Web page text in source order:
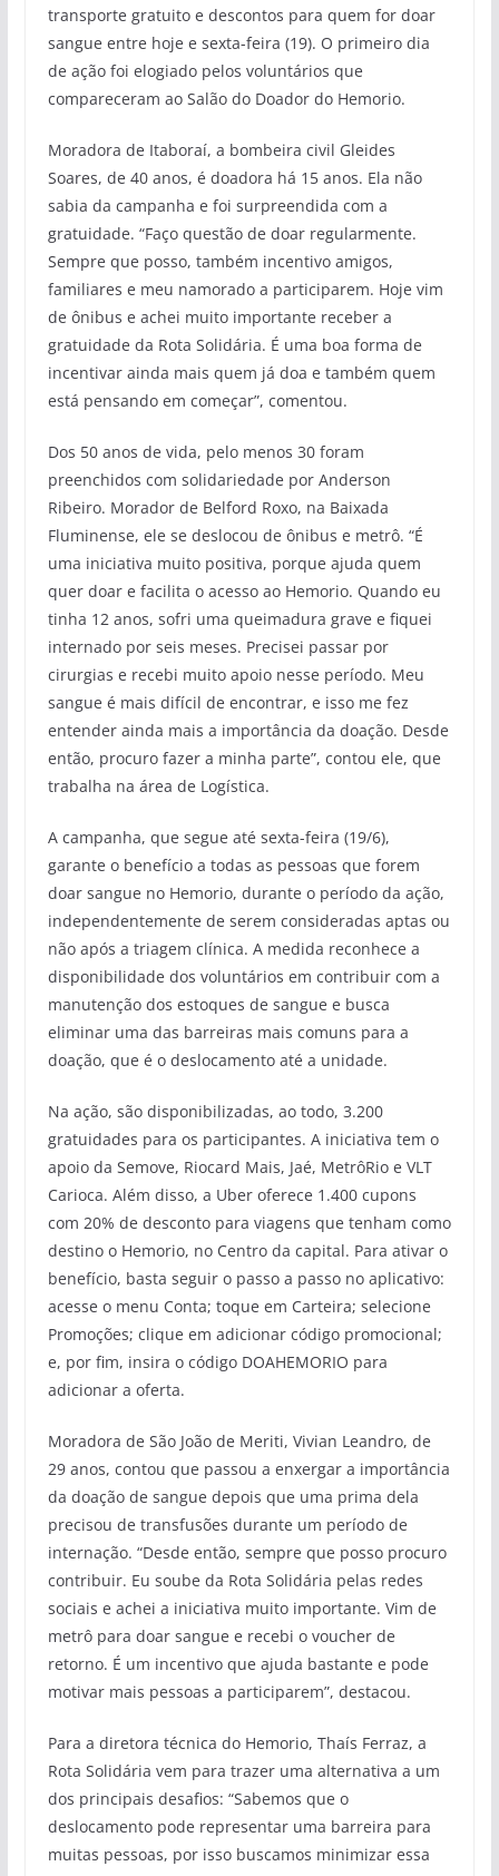
transporte gratuito e descontos para quem for doar
sangue entre hoje e sexta-feira (19). O primeiro dia
de ação foi elogiado pelos voluntários que
compareceram ao Salão do Doador do Hemorio.
Moradora de Itaboraí, a bombeira civil Gleides
Soares, de 40 anos, é doadora há 15 anos. Ela não
sabia da campanha e foi surpreendida com a
gratuidade. “Faço questão de doar regularmente.
Sempre que posso, também incentivo amigos,
familiares e meu namorado a participarem. Hoje vim
de ônibus e achei muito importante receber a
gratuidade da Rota Solidária. É uma boa forma de
incentivar ainda mais quem já doa e também quem
está pensando em começar”, comentou.
Dos 50 anos de vida, pelo menos 30 foram
preenchidos com solidariedade por Anderson
Ribeiro. Morador de Belford Roxo, na Baixada
Fluminense, ele se deslocou de ônibus e metrô. “É
uma iniciativa muito positiva, porque ajuda quem
quer doar e facilita o acesso ao Hemorio. Quando eu
tinha 12 anos, sofri uma queimadura grave e fiquei
internado por seis meses. Precisei passar por
cirurgias e recebi muito apoio nesse período. Meu
sangue é mais difícil de encontrar, e isso me fez
entender ainda mais a importância da doação. Desde
então, procuro fazer a minha parte”, contou ele, que
trabalha na área de Logística.
A campanha, que segue até sexta-feira (19/6),
garante o benefício a todas as pessoas que forem
doar sangue no Hemorio, durante o período da ação,
independentemente de serem consideradas aptas ou
não após a triagem clínica. A medida reconhece a
disponibilidade dos voluntários em contribuir com a
manutenção dos estoques de sangue e busca
eliminar uma das barreiras mais comuns para a
doação, que é o deslocamento até a unidade.
Na ação, são disponibilizadas, ao todo, 3.200
gratuidades para os participantes. A iniciativa tem o
apoio da Semove, Riocard Mais, Jaé, MetrôRio e VLT
Carioca. Além disso, a Uber oferece 1.400 cupons
com 20% de desconto para viagens que tenham como
destino o Hemorio, no Centro da capital. Para ativar o
benefício, basta seguir o passo a passo no aplicativo:
acesse o menu Conta; toque em Carteira; selecione
Promoções; clique em adicionar código promocional;
e, por fim, insira o código DOAHEMORIO para
adicionar a oferta.
Moradora de São João de Meriti, Vivian Leandro, de
29 anos, contou que passou a enxergar a importância
da doação de sangue depois que uma prima dela
precisou de transfusões durante um período de
internação. “Desde então, sempre que posso procuro
contribuir. Eu soube da Rota Solidária pelas redes
sociais e achei a iniciativa muito importante. Vim de
metrô para doar sangue e recebi o voucher de
retorno. É um incentivo que ajuda bastante e pode
motivar mais pessoas a participarem”, destacou.
Para a diretora técnica do Hemorio, Thaís Ferraz, a
Rota Solidária vem para trazer uma alternativa a um
dos principais desafios: “Sabemos que o
deslocamento pode representar uma barreira para
muitas pessoas, por isso buscamos minimizar essa